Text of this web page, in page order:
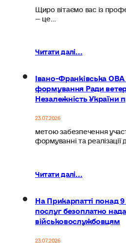
Щиро вітаємо вас із
— це…
Читати далі...
Івано-Франківська
формування Ради
Незалежність України
23.07.2026
метою забезпечення
формуванні та реалізації
Читати далі...
На Прикарпатті понад
послуг безоплатно
військовослужбовцям
23.07.2026